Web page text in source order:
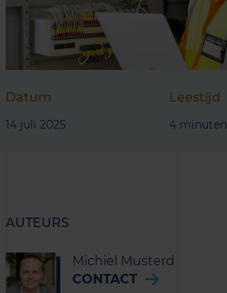
Datum
14 juli 2025
Leestijd
4 minuten
AUTEURS
Michiel Musterd
CONTACT